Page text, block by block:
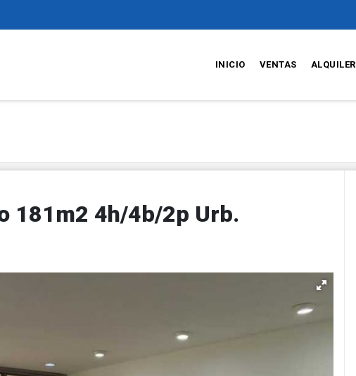
INICIO VENTAS ALQUILER
181m2 4h/4b/2p Urb.